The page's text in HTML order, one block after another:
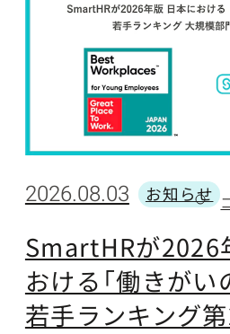
2026.08.03
カテゴ
お知らせ
SmartHRが2026
おける「働きがい
若手ランキング